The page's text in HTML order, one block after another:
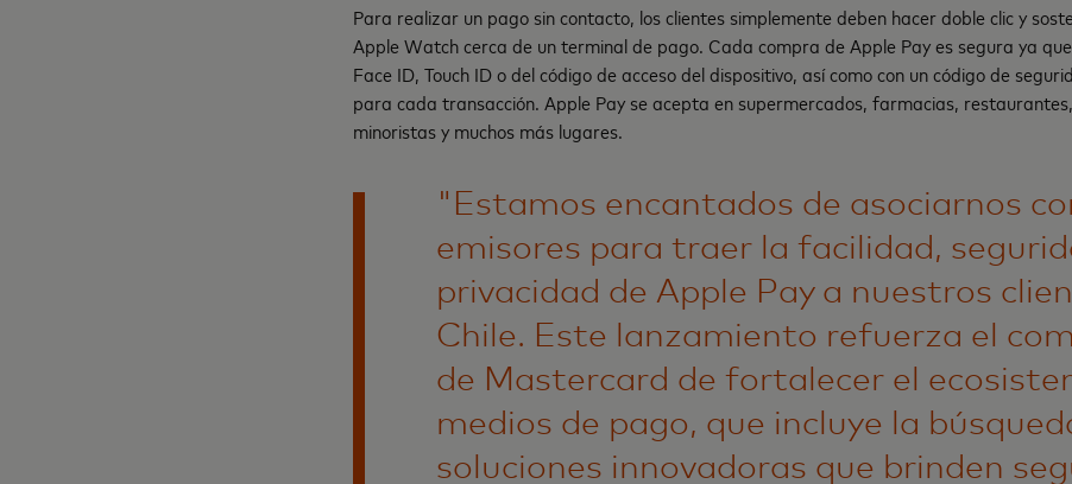
Para realizar un pago sin contacto, los clientes simplemente deben hacer doble clic y
Apple Watch cerca de un terminal de pago. Cada compra de Apple Pay es segura ya
Face ID, Touch ID o del código de acceso del dispositivo, así como con un código de
para cada transacción. Apple Pay se acepta en supermercados, farmacias,
minoristas y muchos más lugares.
"Estamos encantados de asociarnos
emisores para traer la facilidad,
privacidad de Apple Pay a nuestros
Chile. Este lanzamiento refuerza el
de Mastercard de fortalecer el
medios de pago, que incluye la
soluciones innovadoras que brinden